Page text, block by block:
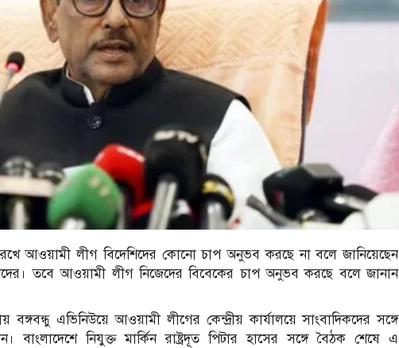
রেখে আওয়ামী লীগ বিদেশিদের কোনো চাপ অনুভব করছে না বলে জানিয়েছেন
তবে আওয়ামী লীগ নিজেদের বিবেকের চাপ অনুভব করছে বলে জানান
এভিনিউয়ে আওয়ামী লীগের কেন্দ্রীয় কার্যালয়ে সাংবাদিকদের সঙ্গে
নিযুক্ত মার্কিন রাষ্ট্রদূত পিটার হাসের সঙ্গে বৈঠক শেষে এ